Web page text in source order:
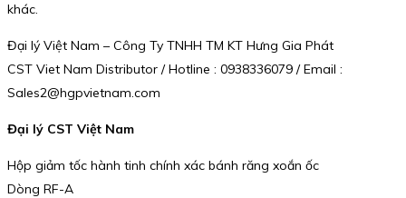
khác.
Đại lý Việt Nam – Công Ty TNHH TM KT Hưng Gia Phát
CST Viet Nam Distributor / Hotline : 0938336079 / Email :
Sales2@hgpvietnam.com
Đại lý CST Việt Nam
Hộp giảm tốc hành tinh chính xác bánh răng xoắn ốc
Dòng RF-A